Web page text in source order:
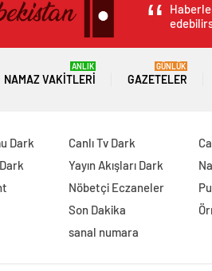
NAMAZ VAKITLERI
ANLIK
GAZETELER
GÜNLÜK
Dark
Canlı Tv Dark
Yayın Akışları Dark
Nöbetçi Eczaneler
Son Dakika
sanal numara